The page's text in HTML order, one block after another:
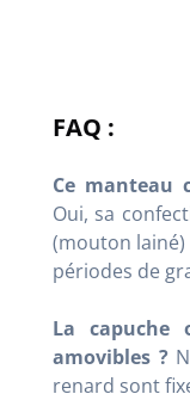
FAQ :
Ce manteau
Oui, sa
(mouton
périodes de
La
amovibles ?
renard sont